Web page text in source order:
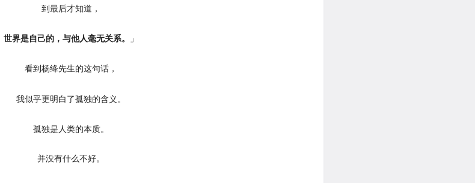
到最后才知道，
世界是自己的， 与他人毫无关系。 」
看到杨绛先生的这句话，
我似乎更明白了孤独的含义。
孤独是人类的本质。
并没有什么不好。